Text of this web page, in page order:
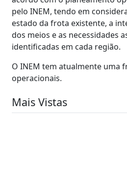
pelo INEM, tendo em
estado da frota existente, a
dos meios e as necessidades
identificadas em cada região.
O INEM tem atualmente uma
operacionais.
Mais Vistas